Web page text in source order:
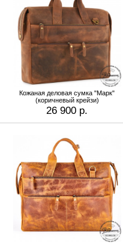
Кожаная деловая сумка "Марк"
(коричневый крейзи)
26 900 р.